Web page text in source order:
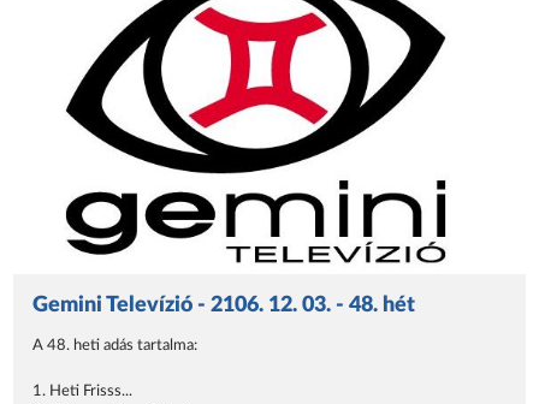
Gemini Televízió - 2106. 12. 03. - 48. hét
A 48. heti adás tartalma:
1. Heti Frisss...